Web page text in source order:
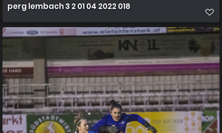
perg lembach 3 2 01 04 2022 018